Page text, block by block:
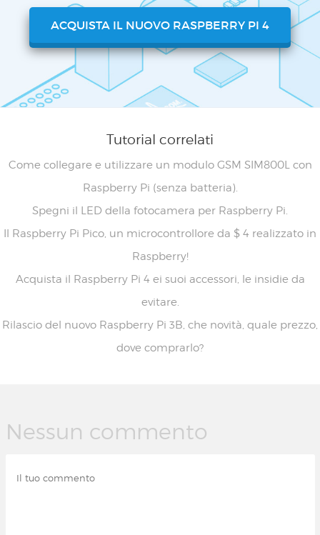
ACQUISTA IL NUOVO RASPBERRY PI 4
Tutorial correlati
Come collegare e utilizzare un modulo GSM SIM800L con
Raspberry Pi (senza batteria).
Spegni il LED della fotocamera per Raspberry Pi.
Il Raspberry Pi Pico, un microcontrollore da $ 4 realizzato in
Raspberry!
Acquista il Raspberry Pi 4 ei suoi accessori, le insidie da
evitare.
Rilascio del nuovo Raspberry Pi 3B, che novità, quale prezzo,
dove comprarlo?
Nessun commento